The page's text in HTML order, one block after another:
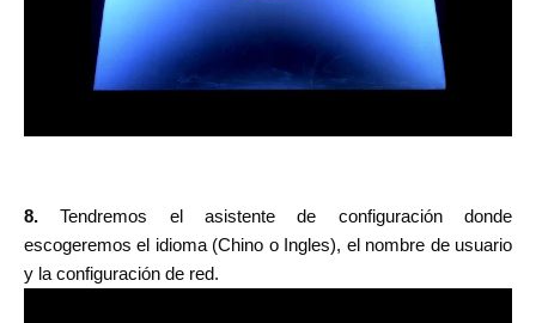
8. Tendremos el asistente de configuración donde
escogeremos el idioma (Chino o Ingles), el nombre de usuario
y la configuración de red.